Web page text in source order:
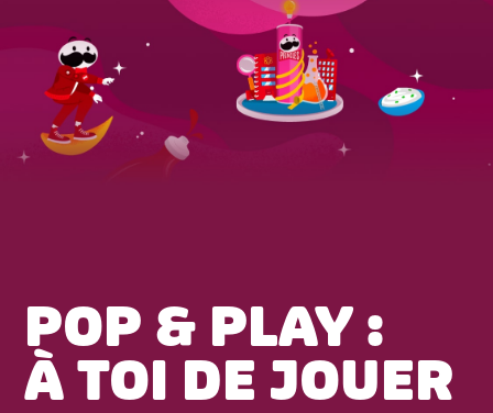
POP & PLAY :
À TOI DE JOUER